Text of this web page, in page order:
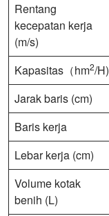
Rentang
kecepatan kerja
(m/s)
Kapasitas（hm2/H)
Jarak baris (cm)
Baris kerja
Lebar kerja (cm)
Volume kotak
benih (L)